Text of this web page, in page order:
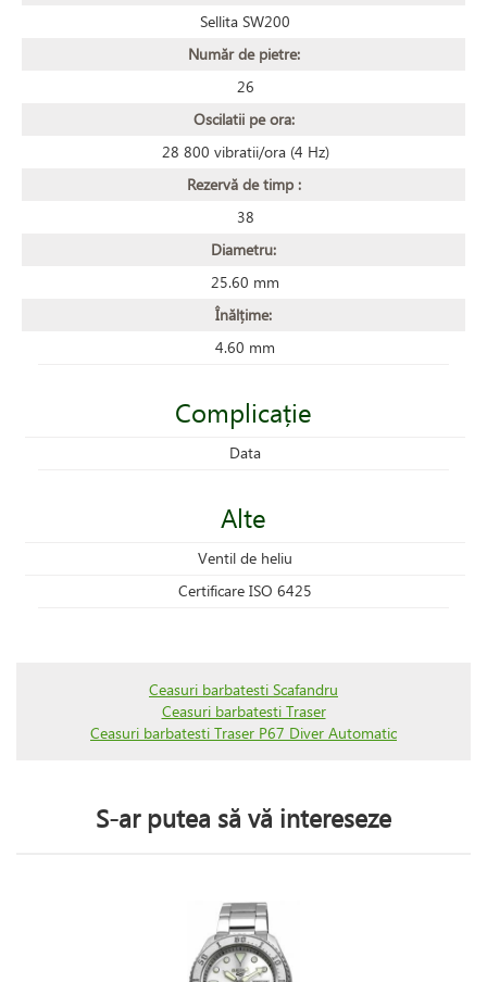
Sellita SW200
Număr de pietre:
26
Oscilatii pe ora:
28 800 vibratii/ora (4 Hz)
Rezervă de timp :
38
Diametru:
25.60 mm
Înălțime:
4.60 mm
Complicație
Data
Alte
Ventil de heliu
Certificare ISO 6425
Ceasuri barbatesti Scafandru
Ceasuri barbatesti Traser
Ceasuri barbatesti Traser P67 Diver Automatic
S-ar putea să vă intereseze